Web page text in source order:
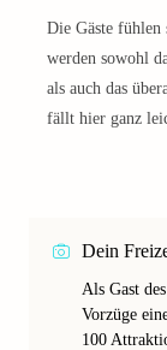
Die Gäste
werden sowohl
als auch das
fällt hier ganz
Dein
Als Gast
Vorzüge
100